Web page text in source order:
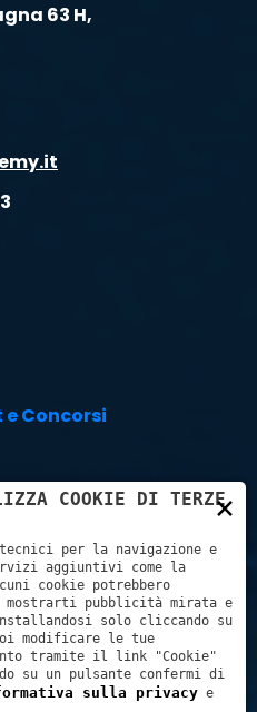
63 H,
Concorsi
×
COOKIE DI TERZE
per la navigazione e
aggiuntivi come la
cookie potrebbero
mostrarti pubblicità mirata e
solo cliccando su
modificare le tue
tramite il link "Cookie"
su un pulsante confermi di
sulla privacy e